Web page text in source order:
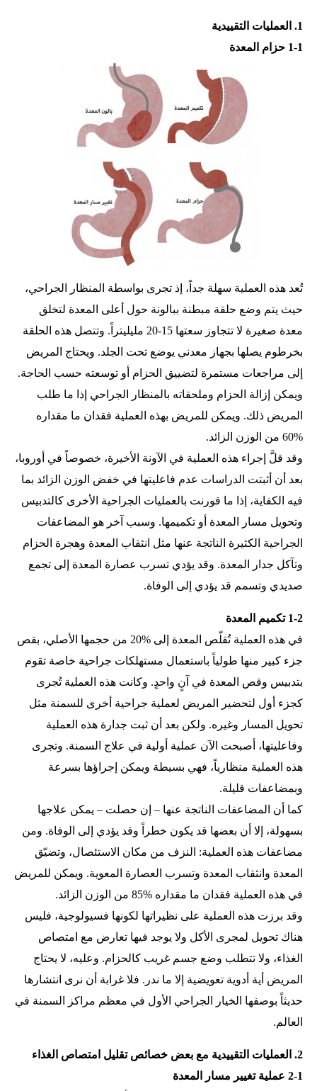
1. العمليات التقييدية
1-1 حزام المعدة
تُعد هذه العملية سهلة جداً، إذ تجرى بواسطة المنظار الجراحي،
حيث يتم وضع حلقة مبطنة ببالونة حول أعلى المعدة لتخلق
معدة صغيرة لا تتجاوز سعتها 15-20 مليليتراً. وتتصل هذه الحلقة
بخرطوم يصلها بجهاز معدني يوضع تحت الجلد. ويحتاج المريض
إلى مراجعات مستمرة لتضييق الحزام أو توسعته حسب الحاجة.
ويمكن إزالة الحزام وملحقاته بالمنظار الجراحي إذا ما طلب
المريض ذلك. ويمكن للمريض بهذه العملية فقدان ما مقداره
%60 من الوزن الزائد.
وقد قلَّ إجراء هذه العملية في الآونة الأخيرة، خصوصاً في أوروبا،
بعد أن أثبتت الدراسات عدم فاعليتها في خفض الوزن الزائد بما
فيه الكفاية، إذا ما قورنت بالعمليات الجراحية الأخرى كالتدبيس
وتحويل مسار المعدة أو تكميمها. وسبب آخر هو المضاعفات
الجراحية الكثيرة الناتجة عنها مثل انثقاب المعدة وهجرة الحزام
وتآكل جدار المعدة. وقد يؤدي تسرب عصارة المعدة إلى تجمع
صديدي وتسمم قد يؤدي إلى الوفاة.
1-2 تكميم المعدة
في هذه العملية تُقلّص المعدة إلى %20 من حجمها الأصلي، بقص
جزء كبير منها طولياً باستعمال مستهلكات جراحية خاصة تقوم
بتدبيس وقص المعدة في آنٍ واحدٍ. وكانت هذه العملية تُجرى
كجزء أول لتحضير المريض لعملية جراحية أخرى للسمنة مثل
تحويل المسار وغيره. ولكن بعد أن ثبت جدارة هذه العملية
وفاعليتها، أصبحت الآن عملية أولية في علاج السمنة. وتجرى
هذه العملية منظارياً، فهي بسيطة ويمكن إجراؤها بسرعة
وبمضاعفات قليلة.
كما أن المضاعفات الناتجة عنها – إن حصلت – يمكن علاجها
بسهولة، إلا أن بعضها قد يكون خطراً وقد يؤدي إلى الوفاة. ومن
مضاعفات هذه العملية: النزف من مكان الاستئصال، وتضيّق
المعدة وانثقاب المعدة وتسرب العصارة المعوية. ويمكن للمريض
في هذه العملية فقدان ما مقداره %85 من الوزن الزائد.
وقد برزت هذه العملية على نظيراتها لكونها فسيولوجية، فليس
هناك تحويل لمجرى الأكل ولا يوجد فيها تعارض مع امتصاص
الغذاء، ولا تتطلب وضع جسم غريب كالحزام. وعليه، لا يحتاج
المريض أية أدوية تعويضية إلا ما ندر. فلا غرابة أن نرى انتشارها
حديثاً بوصفها الخيار الجراحي الأول في معظم مراكز السمنة في
العالم.
2. العمليات التقييدية مع بعض خصائص تقليل امتصاص الغذاء
2-1 عملية تغيير مسار المعدة